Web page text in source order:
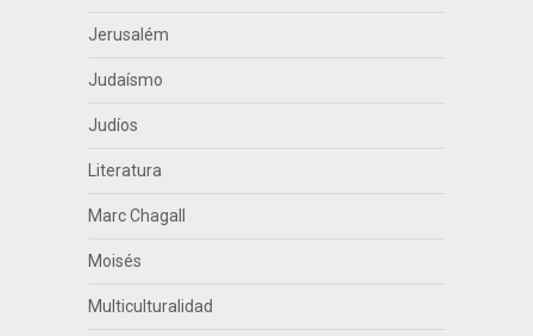
Jerusalém
Judaísmo
Judíos
Literatura
Marc Chagall
Moisés
Multiculturalidad